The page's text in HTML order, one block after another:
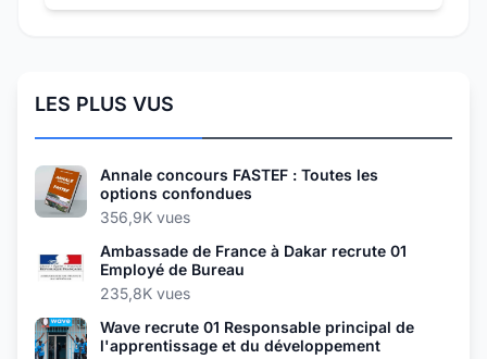
LES PLUS VUS
Annale concours FASTEF : Toutes les
options confondues
356,9K vues
Ambassade de France à Dakar recrute 01
Employé de Bureau
235,8K vues
Wave recrute 01 Responsable principal de
l'apprentissage et du développement